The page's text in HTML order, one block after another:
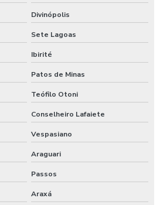
Divinópolis
Sete Lagoas
Ibirité
Patos de Minas
Teófilo Otoni
Conselheiro Lafaiete
Vespasiano
Araguari
Passos
Araxá